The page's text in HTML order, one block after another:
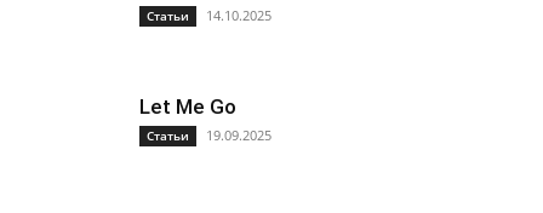
Статьи 14.10.2025
Let Me Go
Статьи 19.09.2025